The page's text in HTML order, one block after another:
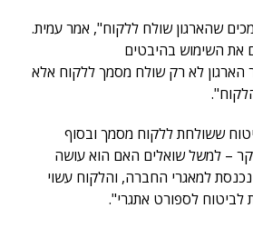
שהארגון שולח ללקוח", אמר עמית.
את השימוש בהיבטים
הארגון לא רק שולח מסמך ללקוח אלא
ששולחת ללקוח מסמך ובסוף
– למשל שואלים האם הוא עושה
למאגרי החברה, והלקוח עשוי
לספורט אתגרי".